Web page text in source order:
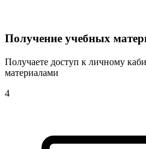
Получение учебных
Получаете доступ к личному
материалами
4